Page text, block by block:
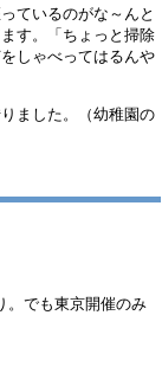
ているのがな～んと
す。「ちょっと掃除
しゃべってはるんや
ました。（幼稚園の
。でも東京開催のみ